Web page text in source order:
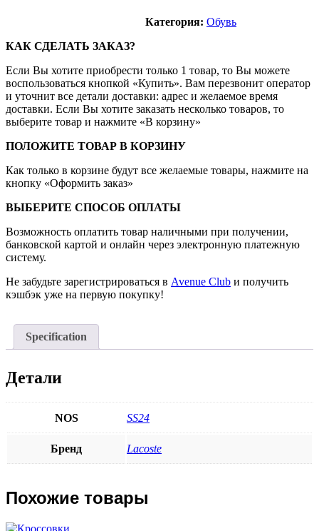
Категория: Обувь
КАК СДЕЛАТЬ ЗАКАЗ?
Если Вы хотите приобрести только 1 товар, то Вы можете
воспользоваться кнопкой «Купить». Вам перезвонит оператор
и уточнит все детали доставки: адрес и желаемое время
доставки. Если Вы хотите заказать несколько товаров, то
выберите товар и нажмите «В корзину»
ПОЛОЖИТЕ ТОВАР В КОРЗИНУ
Как только в корзине будут все желаемые товары, нажмите на
кнопку «Оформить заказ»
ВЫБЕРИТЕ СПОСОБ ОПЛАТЫ
Возможность оплатить товар наличными при получении,
банковской картой и онлайн через электронную платежную
систему.
Не забудьте зарегистрироваться в Avenue Club и получить
кэшбэк уже на первую покупку!
Specification
Детали
NOS SS24
Бренд Lacoste
Похожие товары